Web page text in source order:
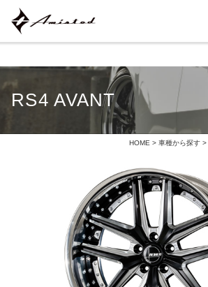
RS4 AVANT
HOME > 車種から探す >